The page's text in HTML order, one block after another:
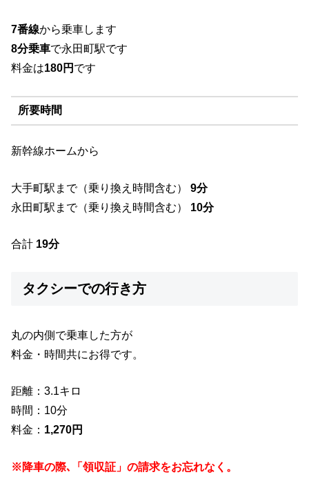
7番線から乗車します
8分乗車で永田町駅です
料金は180円 です
所要時間
新幹線ホームから
大手町駅まで（乗り換え時間含む） 9分
永田町駅まで（乗り換え時間含む） 10分
合計 19分
タクシーでの行き方
丸の内側で乗車した方が
料金・時間共にお得です。
距離：3.1キロ
時間：10分
料金： 1,270円
※降車の際､「領収証」の請求をお忘れなく。